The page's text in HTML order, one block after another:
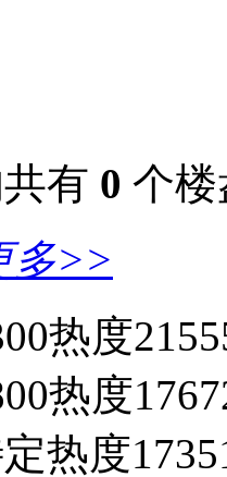
有 0 个楼
多>>
热度
热度
热度